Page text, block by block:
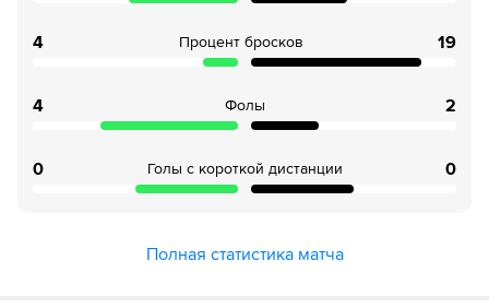
4 Процент бросков 19
4 Фолы 2
0 Голы с короткой дистанции 0
Полная статистика матча